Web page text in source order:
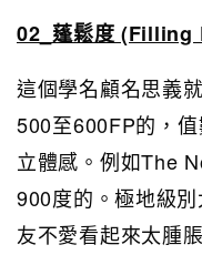
02_蓬鬆度 (Filling
這個學名顧名思義
500至600FP的，
立體感。例如The
900度的。極地級
友不愛看起來太腫